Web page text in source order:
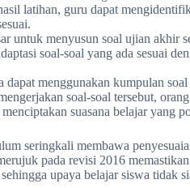
latihan, guru dapat
untuk menyusun soal ujian akhir
soal-soal yang ada sesuai
dapat menggunakan kumpulan soal
soal-soal tersebut,
suasana belajar yang
seringkali membawa
pada revisi 2016
upaya belajar siswa tidak